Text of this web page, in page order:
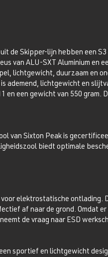
de Skipper-lijn hebben een S3
van ALU-SXT Aluminium en
lichtgewicht, duurzaam en
ademend, lichtgewicht en
en een gewicht van 550 gram.
van Sixton Peak is
biedt optimale
elektrostatische ontlading.
af naar de grond. Omdat
de vraag naar ESD
sportief en lichtgewicht